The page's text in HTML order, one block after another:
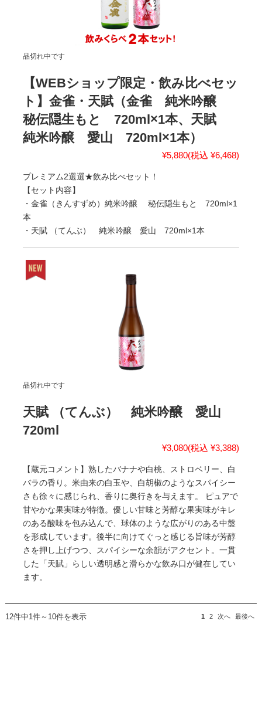
品切れ中です
【WEBショップ限定・飲み比べセッ
ト】金雀・天賦（金雀 純米吟醸
秘伝隠生もと 720ml×1本、天賦
純米吟醸 愛山 720ml×1本）
¥5,880(税込 ¥6,468)
プレミアム2選選★飲み比べセット！
【セット内容】
・金雀（きんすずめ）純米吟醸 秘伝隠生もと 720ml×1
本
・天賦 （てんぶ） 純米吟醸 愛山 720ml×1本
品切れ中です
天賦 （てんぶ） 純米吟醸 愛山
720ml
¥3,080(税込 ¥3,388)
【蔵元コメント】熟したバナナや白桃、ストロベリー、白
バラの香り。米由来の白玉や、白胡椒のようなスパイシー
さも徐々に感じられ、香りに奥行きを与えます。 ピュアで
甘やかな果実味が特徴。優しい甘味と芳醇な果実味がキレ
のある酸味を包み込んで、球体のような広がりのある中盤
を形成しています。後半に向けてぐっと感じる旨味が芳醇
さを押し上げつつ、スパイシーな余韻がアクセント。一貫
した「天賦」らしい透明感と滑らかな飲み口が健在してい
ます。
12件中1件～10件を表示 1 2 次へ 最後へ